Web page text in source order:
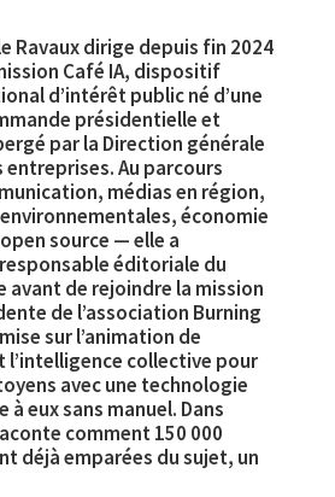
Ravauxdirige depuis fin 2024
Café IA, dispositif
d’intérêt public né d’une
présidentielle et
par la Direction générale
entreprises. Au parcours
médias en région,
environnementales, économie
source — elle a
éditoriale du
avant de rejoindre la mission
de l’association Burning
sur l’animation de
l’intelligence collective pour
avec une technologie
à eux sans manuel. Dans
comment 150 000
déjà emparées du sujet, un